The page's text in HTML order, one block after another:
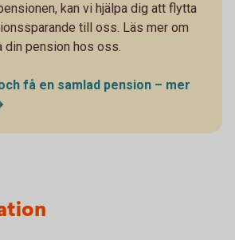
kan vi hjälpa dig att flytta
till oss. Läs mer om
din pension hos oss.
få en samlad pension – mer